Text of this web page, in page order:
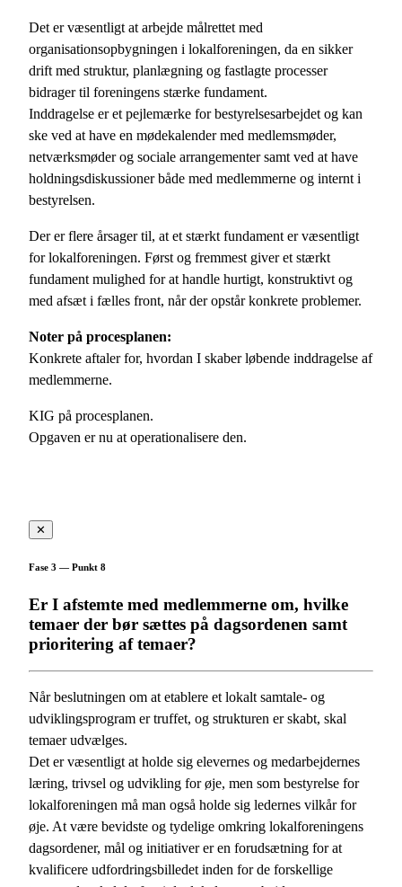
Det er væsentligt at arbejde målrettet med
organisationsopbygningen i lokalforeningen, da en sikker
drift med struktur, planlægning og fastlagte processer
bidrager til foreningens stærke fundament.
Inddragelse er et pejlemærke for bestyrelsesarbejdet og kan
ske ved at have en mødekalender med medlemsmøder,
netværksmøder og sociale arrangementer samt ved at have
holdningsdiskussioner både med medlemmerne og internt i
bestyrelsen.
Der er flere årsager til, at et stærkt fundament er væsentligt
for lokalforeningen. Først og fremmest giver et stærkt
fundament mulighed for at handle hurtigt, konstruktivt og
med afsæt i fælles front, når der opstår konkrete problemer.
Noter på procesplanen:
Konkrete aftaler for, hvordan I skaber løbende inddragelse af
medlemmerne.
KIG på procesplanen.
Opgaven er nu at operationalisere den.
✕
Fase 3 — Punkt 8
Er I afstemte med medlemmerne om, hvilke
temaer der bør sættes på dagsordenen samt
prioritering af temaer?
Når beslutningen om at etablere et lokalt samtale- og
udviklingsprogram er truffet, og strukturen er skabt, skal
temaer udvælges.
Det er væsentligt at holde sig elevernes og medarbejdernes
læring, trivsel og udvikling for øje, men som bestyrelse for
lokalforeningen må man også holde sig ledernes vilkår for
øje. At være bevidste og tydelige omkring lokalforeningens
dagsordener, mål og initiativer er en forudsætning for at
kvalificere udfordringsbilledet inden for de forskellige